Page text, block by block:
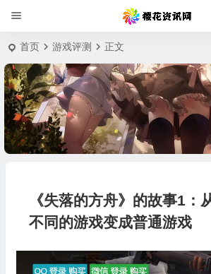
首页 游戏评测 正文
《失落的方舟》的故事1：
不同的游戏变成普通游戏